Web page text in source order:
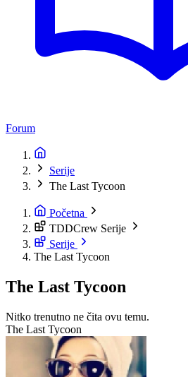
Forum
Serije
The Last Tycoon
Početna
TDDCrew Serije
Serije
The Last Tycoon
The Last Tycoon
Nitko trenutno ne čita ovu temu.
The Last Tycoon